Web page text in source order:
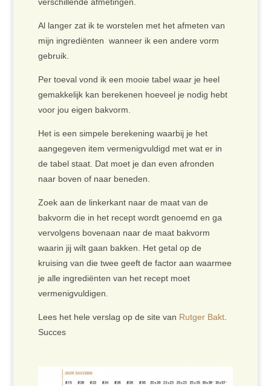
verschillende afmetingen.
Al langer zat ik te worstelen met het afmeten van
mijn ingrediënten wanneer ik een andere vorm
gebruik.
Per toeval vond ik een mooie tabel waar je heel
gemakkelijk kan berekenen hoeveel je nodig hebt
voor jou eigen bakvorm.
Het is een simpele berekening waarbij je het
aangegeven item vermenigvuldigd met wat er in
de tabel staat. Dat moet je dan even afronden
naar boven of naar beneden.
Zoek aan de linkerkant naar de maat van de
bakvorm die in het recept wordt genoemd en ga
vervolgens bovenaan naar de maat bakvorm
waarin jij wilt gaan bakken. Het getal op de
kruising van die twee geeft de factor aan waarmee
je alle ingrediënten van het recept moet
vermenigvuldigen.
Lees het hele verslag op de site van Rutger Bakt.
Succes